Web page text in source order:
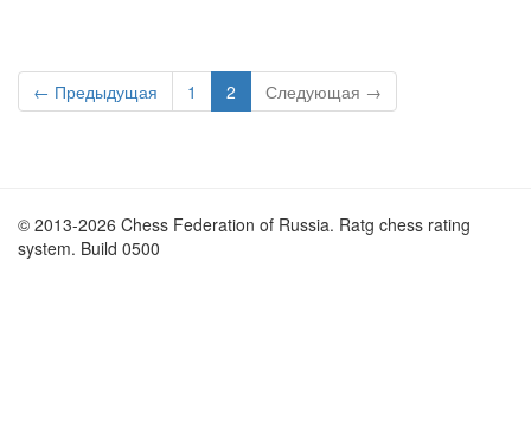
← Предыдущая 1 2 Следующая →
© 2013-2026 Chess Federation of Russia. Ratg chess rating
system. Build 0500